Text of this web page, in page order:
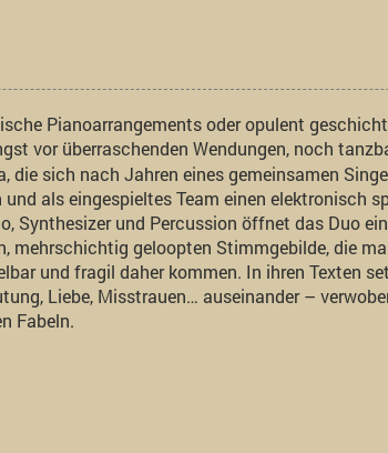
Pianoarrangements oder opulent
vor überraschenden Wendungen, noch
die sich nach Jahren eines gemeinsamen
als eingespieltes Team einen elektronisch
Synthesizer und Percussion öffnet das Duo
mehrschichtig geloopten Stimmgebilde, die
und fragil daher kommen. In ihren Texten
Liebe, Misstrauen… auseinander –
Fabeln.